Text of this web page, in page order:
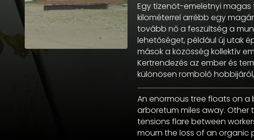
Egy tizenöt-emeletnyi
kilométerrel arrébb egy
tovább nő a feszültség a
lehetőséget, például új utak
mások a közösség kollektív
Kertrendezés az ember és
különösen romboló
An enormous tree floats on
arboretum miles away.
tensions flare between
mourn the loss of an organic